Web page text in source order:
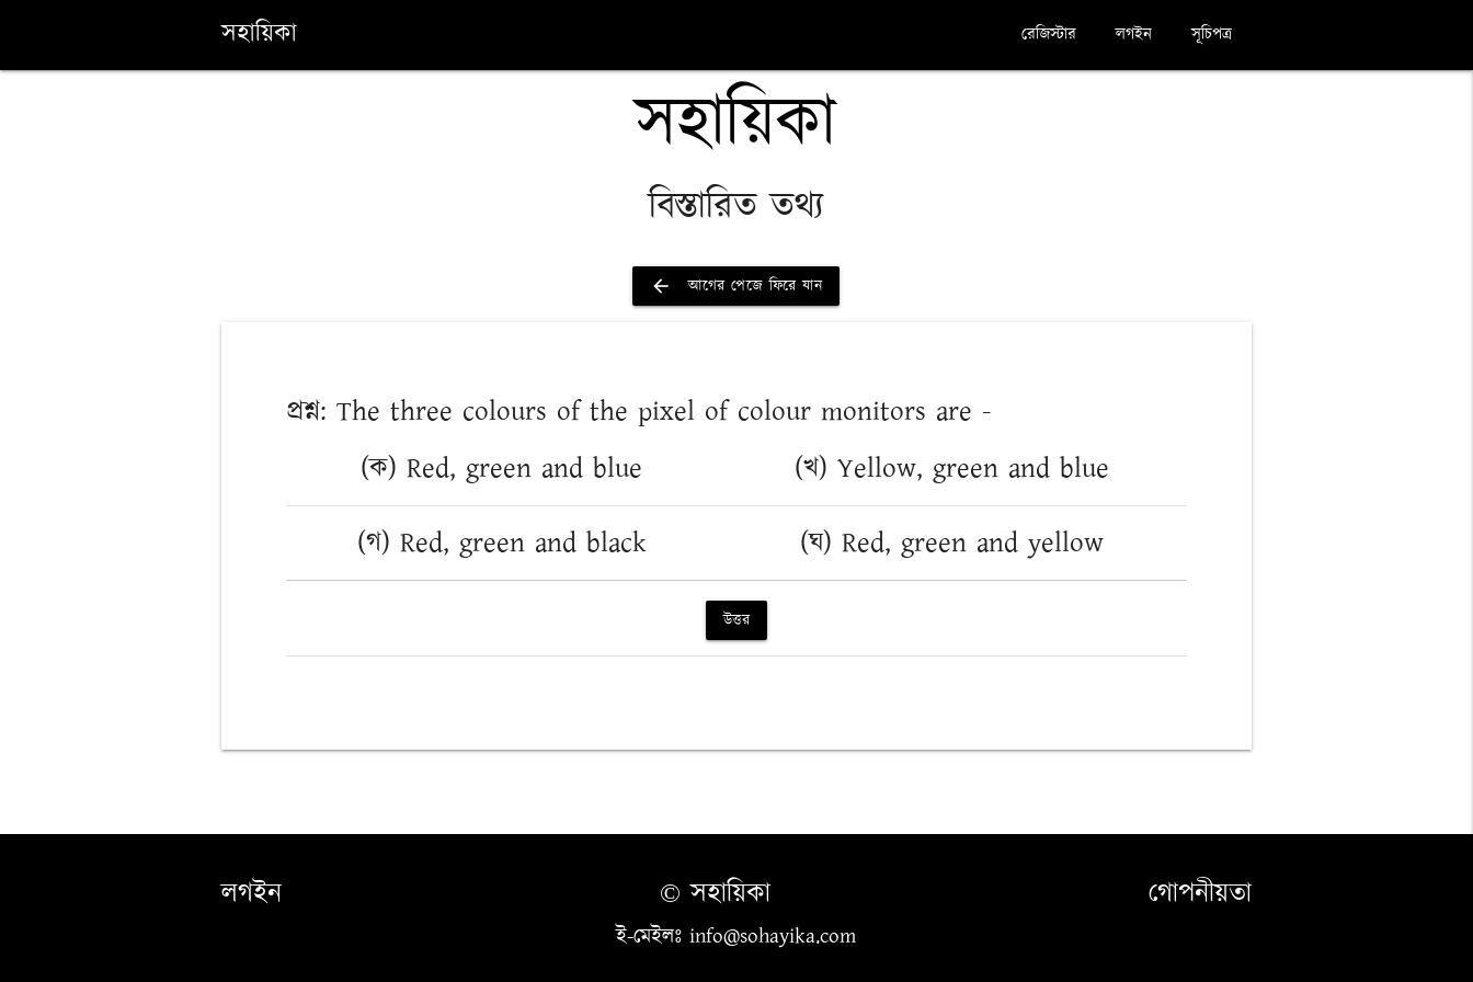
সহায়িকা সূচিপত্র
লগইন
রেজিস্টার
সহায়িকা
বিস্তারিত তথ্য
arrow_back আগের পেজে ফিরে যান
প্রশ্ন: The three colours of the pixel of colour monitors are -
(ক) Red, green and blue
(খ) Yellow, green and blue
(গ) Red, green and black
(ঘ) Red, green and yellow
উত্তর
লগইন গোপনীয়তা
© সহায়িকা
ই-মেইলঃ info@sohayika.com